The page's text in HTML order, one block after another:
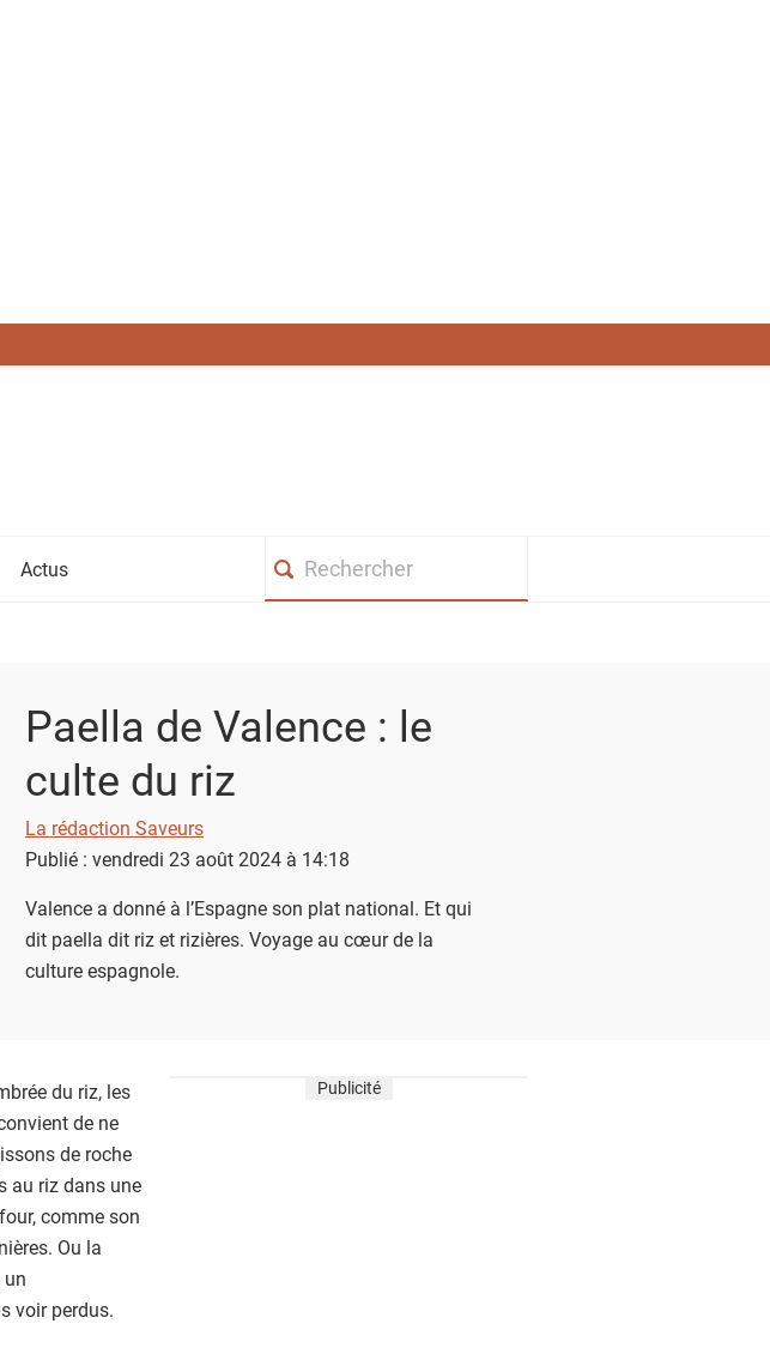
Actus
Paella de Valence : le
culte du riz
La rédaction Saveurs
Publié : vendredi 23 août 2024 à 14:18
Valence a donné à l’Espagne son plat national. Et qui
dit paella dit riz et rizières. Voyage au cœur de la
culture espagnole.
du riz, les
de ne
de roche
au riz dans une
comme son
Ou la
un
voir perdus.
Publicité